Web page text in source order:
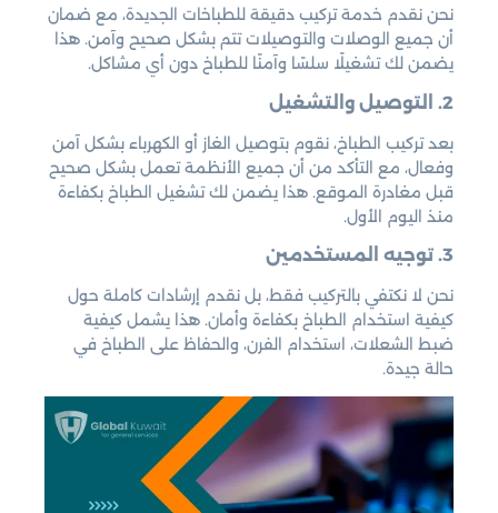
نحن نقدم خدمة تركيب دقيقة للطباخات الجديدة، مع ضمان
أن جميع الوصلات والتوصيلات تتم بشكل صحيح وآمن. هذا
يضمن لك تشغيلًا سلسًا وآمنًا للطباخ دون أي مشاكل.
2. التوصيل والتشغيل
بعد تركيب الطباخ، نقوم بتوصيل الغاز أو الكهرباء بشكل آمن
وفعال، مع التأكد من أن جميع الأنظمة تعمل بشكل صحيح
قبل مغادرة الموقع. هذا يضمن لك تشغيل الطباخ بكفاءة
منذ اليوم الأول.
3. توجيه المستخدمين
نحن لا نكتفي بالتركيب فقط، بل نقدم إرشادات كاملة حول
كيفية استخدام الطباخ بكفاءة وأمان. هذا يشمل كيفية
ضبط الشعلات، استخدام الفرن، والحفاظ على الطباخ في
حالة جيدة.